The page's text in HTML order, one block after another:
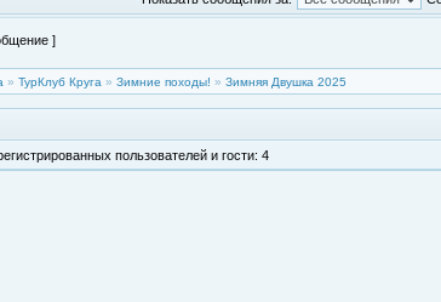
]
» ТурКлуб Круга » Зимние походы! » Зимняя Двушка 2025
пользователей и гости: 4